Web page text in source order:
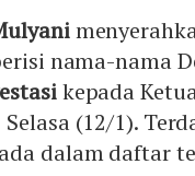
nama-nama
kepada
(12/1).
dalam daftar